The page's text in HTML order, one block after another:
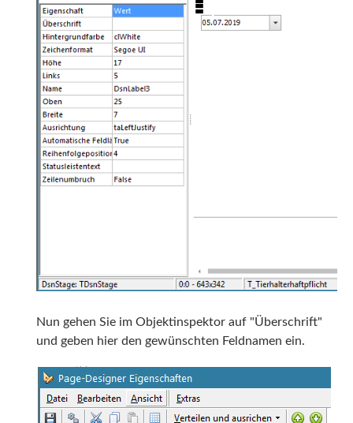
Nun gehen Sie im Objektinspektor auf "Überschrift"
und geben hier den gewünschten Feldnamen ein.